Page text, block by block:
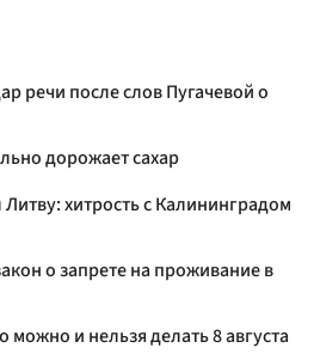
речи после слов Пугачевой о
дорожает сахар
хитрость с Калининградом
о запрете на проживание в
можно и нельзя делать 8 августа